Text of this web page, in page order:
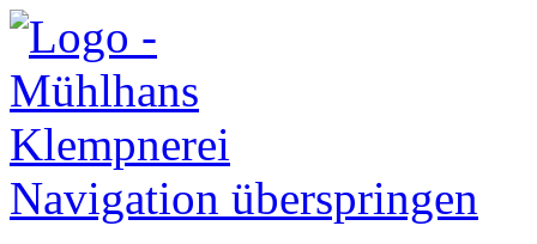
Navigation überspringen